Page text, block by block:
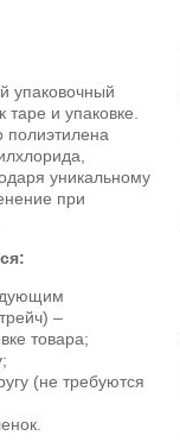
упаковочный
и упаковке.
полиэтилена
уникальному
при
–
товара;
(не требуются